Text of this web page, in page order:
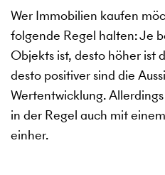
Wer Immobilien kaufen
folgende Regel halten: Je
Objekts ist, desto höher ist
desto positiver sind die
Wertentwicklung.
in der Regel auch mit
einher.